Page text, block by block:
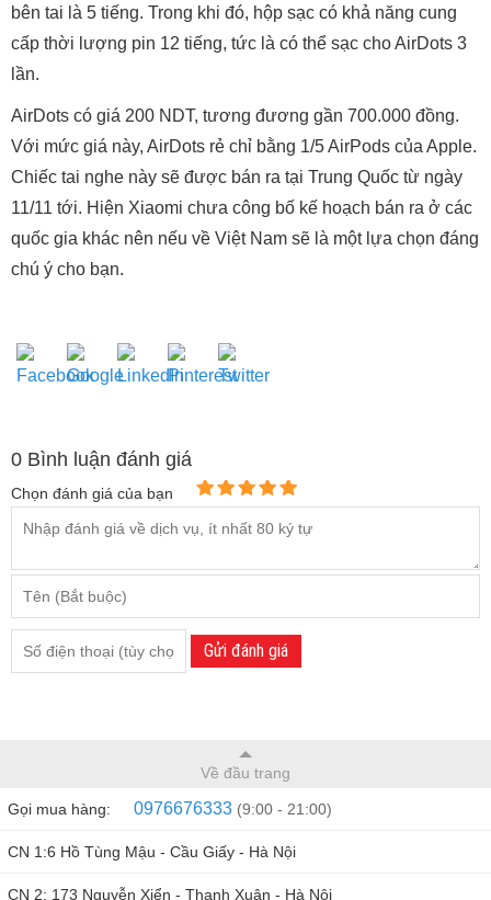
bên tai là 5 tiếng. Trong khi đó, hộp sạc có khả năng cung
cấp thời lượng pin 12 tiếng, tức là có thể sạc cho AirDots 3
lần.
AirDots có giá 200 NDT, tương đương gần 700.000 đồng.
Với mức giá này, AirDots rẻ chỉ bằng 1/5 AirPods của Apple.
Chiếc tai nghe này sẽ được bán ra tại Trung Quốc từ ngày
11/11 tới. Hiện Xiaomi chưa công bố kế hoạch bán ra ở các
quốc gia khác nên nếu về Việt Nam sẽ là một lựa chọn đáng
chú ý cho bạn.
0 Bình luận đánh giá
Chọn đánh giá của bạn
Gửi đánh giá
Về đầu trang
Gọi mua hàng: 0976676333 (9:00 - 21:00)
CN 1:6 Hồ Tùng Mậu - Cầu Giấy - Hà Nội
CN 2: 173 Nguyễn Xiển - Thanh Xuân - Hà Nội